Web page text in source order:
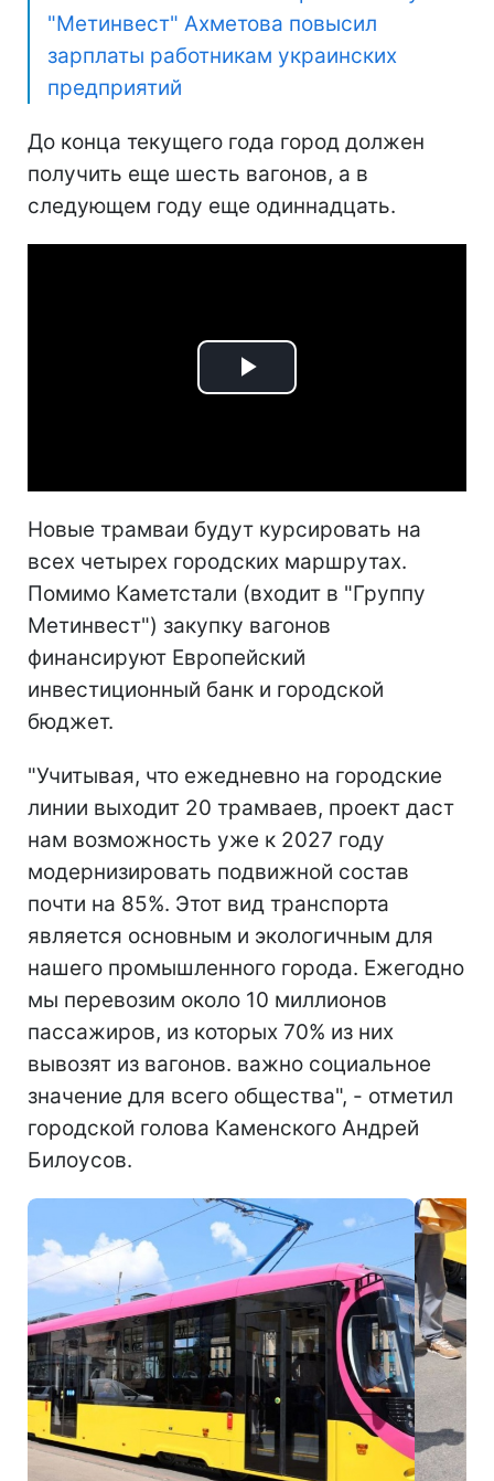
"Метинвест" Ахметова повысил
зарплаты работникам украинских
предприятий
До конца текущего года город должен
получить еще шесть вагонов, а в
следующем году еще одиннадцать.
Play
Новые трамваи будут курсировать на
всех четырех городских маршрутах.
Помимо Каметстали (входит в "Группу
Метинвест") закупку вагонов
финансируют Европейский
инвестиционный банк и городской
бюджет.
"Учитывая, что ежедневно на городские
линии выходит 20 трамваев, проект даст
нам возможность уже к 2027 году
модернизировать подвижной состав
почти на 85%. Этот вид транспорта
является основным и экологичным для
нашего промышленного города. Ежегодно
мы перевозим около 10 миллионов
пассажиров, из которых 70% из них
вывозят из вагонов. важно социальное
значение для всего общества", - отметил
городской голова Каменского Андрей
Билоусов.